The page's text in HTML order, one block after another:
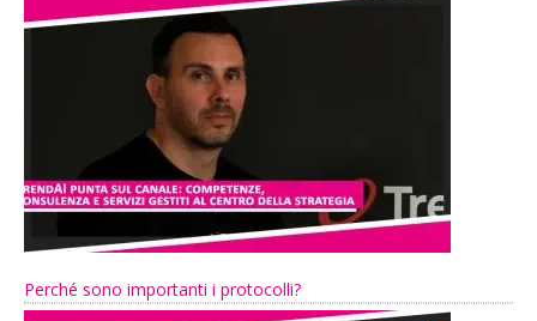
Perché sono importanti i protocolli?